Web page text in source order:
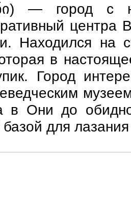
) — город с
центра
Находился на
в
Город
в Они до
для